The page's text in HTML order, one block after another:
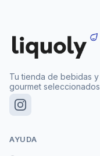
Tu tienda de bebidas
gourmet
AYUDA